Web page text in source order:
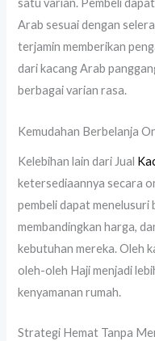
satu varian. Pembeli
Arab sesuai dengan
terjamin memberikan
dari kacang Arab
berbagai varian rasa.
Kemudahan Berbelanja
Kelebihan lain dari Jual
ketersediaannya secara
pembeli dapat menelusuri
membandingkan harga,
kebutuhan mereka. Oleh
oleh-oleh Haji menjadi
kenyamanan rumah.
Strategi Hemat Tanpa